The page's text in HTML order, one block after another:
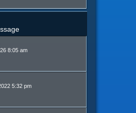
8:05 am
5:32 pm